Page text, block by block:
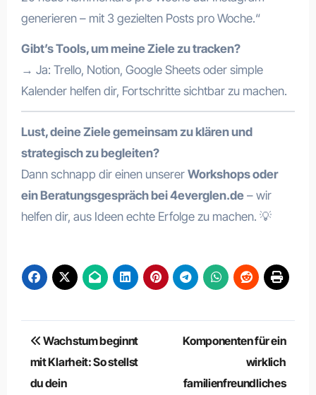
generieren – mit 3 gezielten Posts pro Woche.“
Gibt’s Tools, um meine Ziele zu tracken?
→ Ja: Trello, Notion, Google Sheets oder simple
Kalender helfen dir, Fortschritte sichtbar zu machen.
Lust, deine Ziele gemeinsam zu klären und
strategisch zu begleiten?
Dann schnapp dir einen unserer Workshops oder
ein Beratungsgespräch bei 4everglen.de– wir
helfen dir, aus Ideen echte Erfolge zu machen. 💡
Beitragsnavigation
Wachstum beginnt
mit Klarheit: So stellst
du dein
Komponenten für ein
wirklich
familienfreundliches